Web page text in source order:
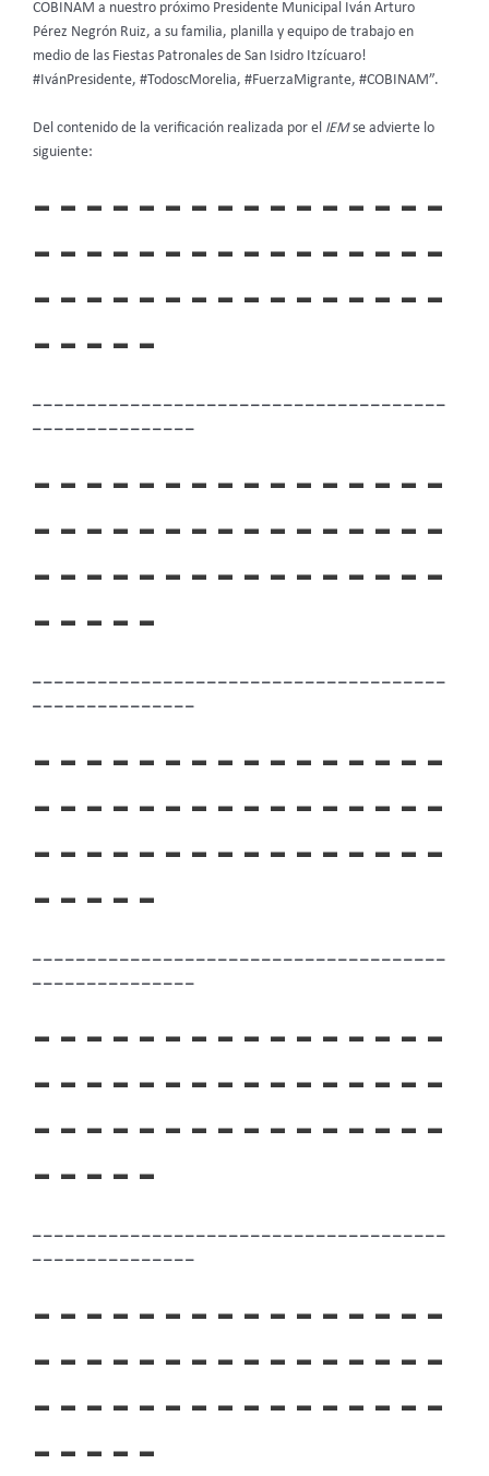
COBINAM a nuestro próximo Presidente Municipal Iván Arturo
Pérez Negrón Ruiz, a su familia, planilla y equipo de trabajo en
medio de las Fiestas Patronales de San Isidro Itzícuaro!
#IvánPresidente, #TodoscMorelia, #FuerzaMigrante, #COBINAM”.
Del contenido de la verificación realizada por el IEMse advierte lo
siguiente:
– – – – – – – – – – – – – – – –
– – – – – – – – – – – – – – – –
– – – – – – – – – – – – – – – –
– – – – –
– – – – – – – – – – – – – – – – – – – – – – – – – – – – – – – – – – – – – –
– – – – – – – – – – – – – – –
– – – – – – – – – – – – – – – –
– – – – – – – – – – – – – – – –
– – – – – – – – – – – – – – – –
– – – – –
– – – – – – – – – – – – – – – – – – – – – – – – – – – – – – – – – – – – – –
– – – – – – – – – – – – – – –
– – – – – – – – – – – – – – – –
– – – – – – – – – – – – – – – –
– – – – – – – – – – – – – – – –
– – – – –
– – – – – – – – – – – – – – – – – – – – – – – – – – – – – – – – – – – – – –
– – – – – – – – – – – – – – –
– – – – – – – – – – – – – – – –
– – – – – – – – – – – – – – – –
– – – – – – – – – – – – – – – –
– – – – –
– – – – – – – – – – – – – – – – – – – – – – – – – – – – – – – – – – – – – –
– – – – – – – – – – – – – – –
– – – – – – – – – – – – – – – –
– – – – – – – – – – – – – – – –
– – – – – – – – – – – – – – – –
– – – – –